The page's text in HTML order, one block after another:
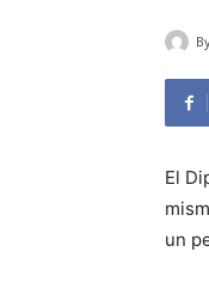
El
un